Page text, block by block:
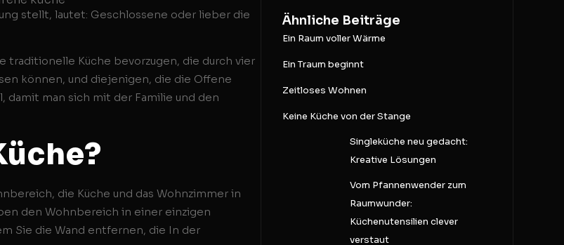
stellt, lautet: Geschlossene oder lieber die
traditionelle Küche bevorzugen, die durch vier
können, und diejenigen, die die Offene
damit man sich mit der Familie und den
die Küche und das Wohnzimmer in
den Wohnbereich in einer einzigen
Sie die Wand entfernen, die In der
Ähnliche Beiträge
Ein Raum voller Wärme
Ein Traum beginnt
Zeitloses Wohnen
Keine Küche von der Stange
Singleküche neu gedacht:
Kreative Lösungen
Vom Pfannenwender zum
Raumwunder:
Küchenutensilien clever
verstaut